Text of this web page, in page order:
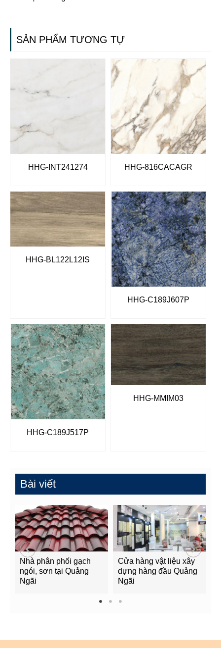
SẢN PHẨM TƯƠNG TỰ
HHG-INT241274 HHG-816CACAGR
HHG-BL122L12IS
HHG-C189J607P
HHG-C189J517P
HHG-MMIM03
Bài viết
Nhà phân phối gạch
ngói, sơn tại Quảng
Ngãi
Cửa hàng vật liệu xây
dựng hàng đầu Quảng
Ngãi
1 2 3